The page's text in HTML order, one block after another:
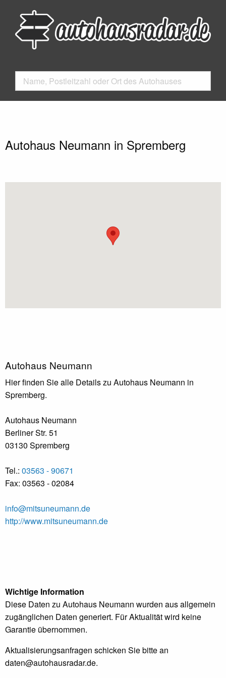
Autohaus Neumann in Spremberg
Autohaus Neumann
Hier finden Sie alle Details zu Autohaus Neumann in
Spremberg.
Autohaus Neumann
Berliner Str. 51
03130 Spremberg
Tel.: 03563 - 90671
Fax: 03563 - 02084
info@mitsuneumann.de
http://www.mitsuneumann.de
Wichtige Information
Diese Daten zu Autohaus Neumann wurden aus allgemein
zugänglichen Daten generiert. Für Aktualität wird keine
Garantie übernommen.
Aktualisierungsanfragen schicken Sie bitte an
daten@autohausradar.de.